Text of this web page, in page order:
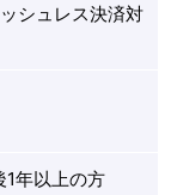
シュレス決済対
1年以上の方